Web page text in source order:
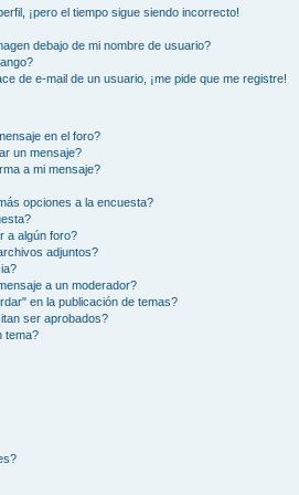
¡pero el tiempo sigue siendo incorrecto!
debajo de mi nombre de usuario?
de e-mail de un usuario, ¡me pide que me registre!
en el foro?
un mensaje?
a mi mensaje?
opciones a la encuesta?
a algún foro?
adjuntos?
a un moderador?
en la publicación de temas?
ser aprobados?
tema?